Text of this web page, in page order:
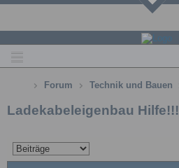
Forum Technik und Bauen
Ladekabeleigenbau Hilfe!!!